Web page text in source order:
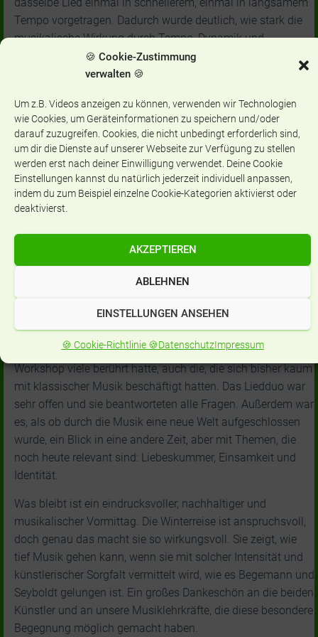
🍪 Cookie-Zustimmung
verwalten 🍪
Um z.B. Videos anzeigen zu können, verwenden wir Technologien
wie Cookies, um Geräteinformationen zu speichern und/oder
darauf zuzugreifen. Cookies, die nicht unbedingt erforderlich sind,
um dir die Dienste auf unserer Webseite zur Verfügung zu stellen
werden erst nach deiner Einwilligung verwendet. Deine Cookie
Einstellungen kannst du natürlich jederzeit individuell anpassen,
indem du zum Beispiel einzelne Cookie-Kategorien aktivierst oder
deaktivierst.
AKZEPTIEREN
ABLEHNEN
EINSTELLUNGEN ANSEHEN
🍪 Cookie-Richtlinie 🍪DatenschutzImpressum
Tempo vorgetragen. Dadurch wurde deutlich, wie stark die
musikalische Wirkung durch Tempo, Dynamik und
Artikulation beeinflusst werden kann. Diese
Gegenüberstellungen gaben uns nicht nur einen Einblick in
künstlerische Entscheidungen getroffen werden.
Auch die musikalischen Strukturen und Motive wurden
thematisiert. Wir erfuhren zum Beispiel, wie wiederkehrende
rhythmische Elemente und harmonische Wendungen die
psychische Verfassung des Wanderers widerspiegeln. Die
„kalte“ Harmonik im Lied „Der Leiermann“ gab eindrucksvoll
die emotionale Enge und Ausweglosigkeit wieder.
Der Workshop wurde durch ein gemeinsames Erlebnis
abgerundet: Beim Kunstlied ,,Der Lindenbaum‘‘ durften wir
alle mitmachen. In diesem Moment wurde aus der
Beschäftigung mit der Musik ein echtes emotionales
Erlebnis. Es war ein starker Moment der Gemeinschaft und
Teilhabe.
In Gesprächen mit Mitschülern wurde deutlich, wie sehr der
Workshop viele berührt hatte, auch die, die sich bisher kaum
mit klassischer Musik beschäftigt hatten. Das Liedduo war
sehr offen und sie beantworteten alle Fragen. Außerdem war
es, als ob durch die Musik eine neue Welt aufgeschlossen
wurde, ein Blick in eine andere Zeit, aber mit Themen, die
noch heute relevant sind: Liebeskummer, Einsamkeit und
Identität.
Was bleibt ist ein eindrucksvoller, nachhaltiger und
musikalischer Vormittag. Die Winterreise ist anspruchsvoll,
doch genau das macht sie so wirkungsvoll. Sie zeigt, wie
tief Musik gehen kann, wenn sie mit solcher Intensität und
künstlerischer Sorgfalt vermittelt wird, wie es Begemann und
Seyboldt gelungen ist. Ein großes Dankeschön an die beiden
Künstler und an unsere Musiklehrkräfte, die diese besondere
Begegnung möglich gemacht haben.